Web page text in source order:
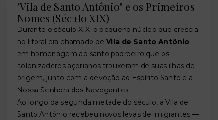
"Vila de Santo Antônio" e os Primeiros
Nomes (Século XIX)
Durante o século XIX, o pequeno núcleo que crescia
no litoral era chamado deVila de Santo Antônio —
em homenagem ao santo padroeiro que os
colonizadores açorianos trouxeram de suas ilhas de
origem, junto com a devoção ao Espírito Santo e a
Nossa Senhora dos Navegantes.
Ao longo da segunda metade do século, a Vila de
Santo Antônio recebeu novos levas de imigrantes —